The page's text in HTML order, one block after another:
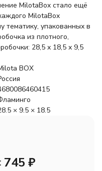
MilotaBox стало ещё
MilotaBox
тематику, упакованных в
из плотного,
28,5 х 18,5 х 9,5
BOX
× 9.5 × 18.5
745 ₽